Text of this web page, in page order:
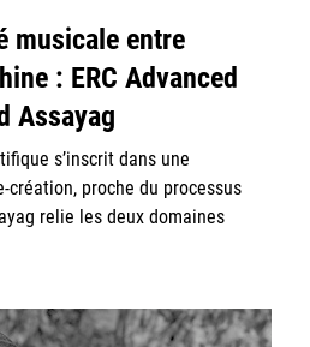
musicale entre
: ERC Advanced
Assayag
s’inscrit dans une
création, proche du processus
relie les deux domaines